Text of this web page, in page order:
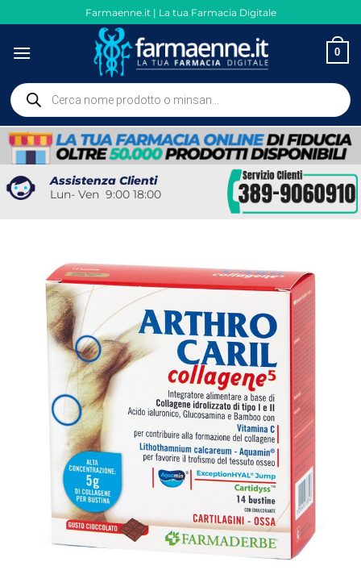
ai
contenuti
Farmaenne.it | La tua Farmacia Digitale
0
Ricerca
prodotti
Assistenza Clienti
Lun- Ven 9:00 18:00